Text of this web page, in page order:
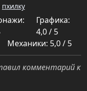
пхилку
Графика:
4,0 / 5
Механики: 5,0 / 5
комментарий к